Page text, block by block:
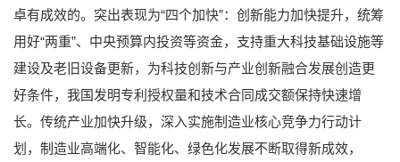
卓有成效的。突出表现为“四个加快”：创新能力加快提升，统筹
用好“两重”、中央预算内投资等资金，支持重大科技基础设施等
建设及老旧设备更新，为科技创新与产业创新融合发展创造更
好条件，我国发明专利授权量和技术合同成交额保持快速增
长。传统产业加快升级，深入实施制造业核心竞争力行动计
划，制造业高端化、智能化、绿色化发展不断取得新成效，